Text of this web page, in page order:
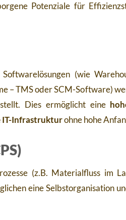
Potenziale für
(wie
– TMS oder SCM-Software)
Dies ermöglicht eine
IT-Infrastrukturohne hohe
(z.B. Materialfluss im
eine Selbstorganisation